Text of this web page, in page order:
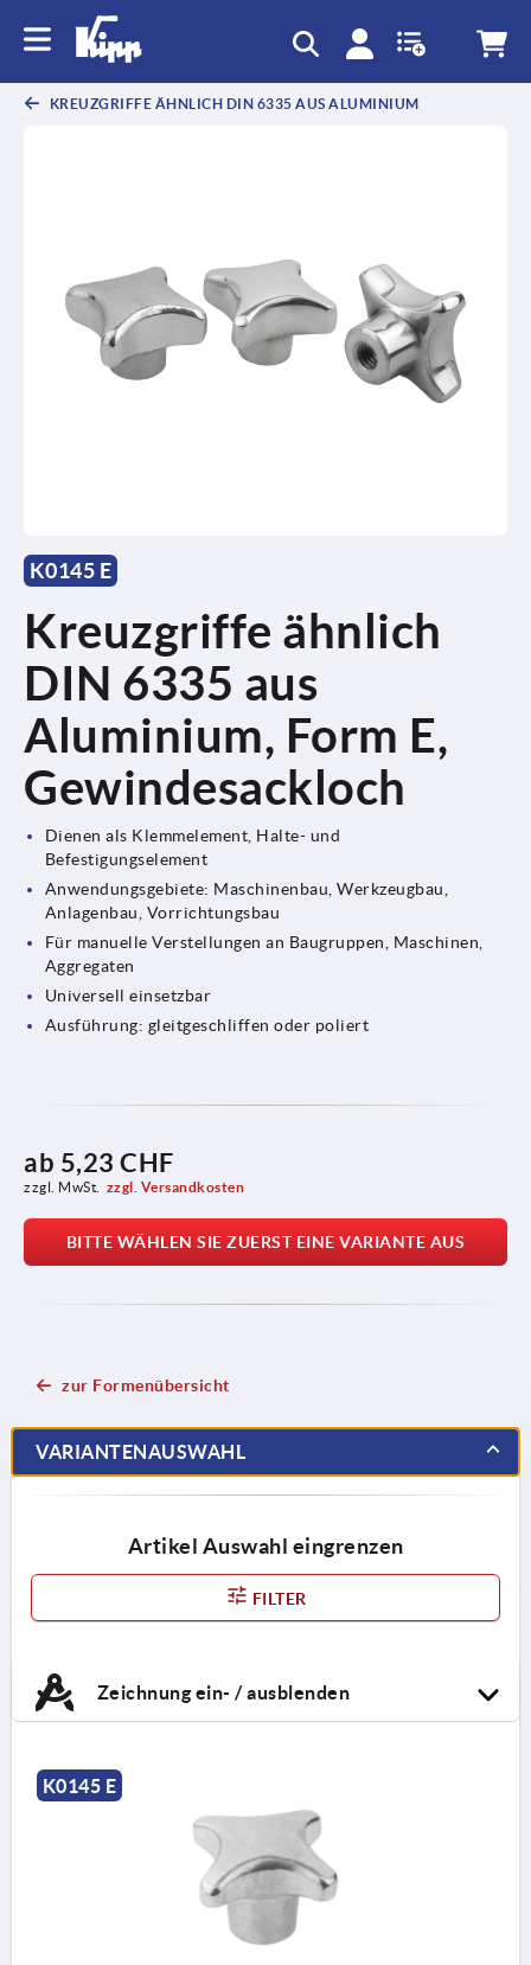
KREUZGRIFFE ÄHNLICH DIN 6335 AUS ALUMINIUM
K0145 E
Kreuzgriffe ähnlich
DIN 6335 aus
Aluminium, Form E,
Gewindesackloch
Dienen als Klemmelement, Halte- und
Befestigungselement
Anwendungsgebiete: Maschinenbau, Werkzeugbau,
Anlagenbau, Vorrichtungsbau
Für manuelle Verstellungen an Baugruppen, Maschinen,
Aggregaten
Universell einsetzbar
Ausführung: gleitgeschliffen oder poliert
ab 5,23 CHF
zzgl. MwSt. zzgl. Versandkosten
BITTE WÄHLEN SIE ZUERST EINE VARIANTE AUS
zur Formenübersicht
VARIANTENAUSWAHL
Artikel Auswahl eingrenzen
FILTER
Zeichnung ein- / ausblenden
K0145 E